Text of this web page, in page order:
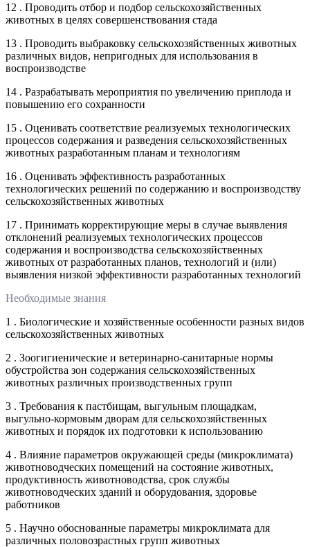
12 . Проводить отбор и подбор сельскохозяйственных
животных в целях совершенствования стада
13 . Проводить выбраковку сельскохозяйственных животных
различных видов, непригодных для использования в
воспроизводстве
14 . Разрабатывать мероприятия по увеличению приплода и
повышению его сохранности
15 . Оценивать соответствие реализуемых технологических
процессов содержания и разведения сельскохозяйственных
животных разработанным планам и технологиям
16 . Оценивать эффективность разработанных
технологических решений по содержанию и воспроизводству
сельскохозяйственных животных
17 . Принимать корректирующие меры в случае выявления
отклонений реализуемых технологических процессов
содержания и воспроизводства сельскохозяйственных
животных от разработанных планов, технологий и (или)
выявления низкой эффективности разработанных технологий
Необходимые знания
1 . Биологические и хозяйственные особенности разных видов
сельскохозяйственных животных
2 . Зоогигиенические и ветеринарно-санитарные нормы
обустройства зон содержания сельскохозяйственных
животных различных производственных групп
3 . Требования к пастбищам, выгульным площадкам,
выгульно-кормовым дворам для сельскохозяйственных
животных и порядок их подготовки к использованию
4 . Влияние параметров окружающей среды (микроклимата)
животноводческих помещений на состояние животных,
продуктивность животноводства, срок службы
животноводческих зданий и оборудования, здоровье
работников
5 . Научно обоснованные параметры микроклимата для
различных половозрастных групп животных